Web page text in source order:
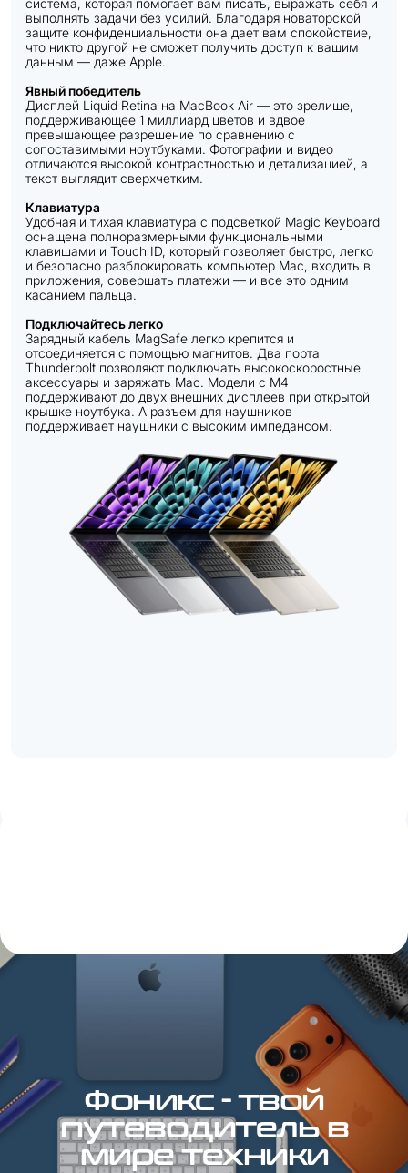
система, которая помогает вам писать, выражать себя и
выполнять задачи без усилий. Благодаря новаторской
защите конфиденциальности она дает вам спокойствие,
что никто другой не сможет получить доступ к вашим
данным — даже Apple.
Явный победитель
Дисплей Liquid Retina на MacBook Air — это зрелище,
поддерживающее 1 миллиард цветов и вдвое
превышающее разрешение по сравнению с
сопоставимыми ноутбуками. Фотографии и видео
отличаются высокой контрастностью и детализацией, а
текст выглядит сверхчетким.
Клавиатура
Удобная и тихая клавиатура с подсветкой Magic Keyboard
оснащена полноразмерными функциональными
клавишами и Touch ID, который позволяет быстро, легко
и безопасно разблокировать компьютер Mac, входить в
приложения, совершать платежи — и все это одним
касанием пальца.
Подключайтесь легко
Зарядный кабель MagSafe легко крепится и
отсоединяется с помощью магнитов. Два порта
Thunderbolt позволяют подключать высокоскоростные
аксессуары и заряжать Mac. Модели с M4
поддерживают до двух внешних дисплеев при открытой
крышке ноутбука. А разъем для наушников
поддерживает наушники с высоким импедансом.
Фоникс - твой
путеводитель в
мире техники